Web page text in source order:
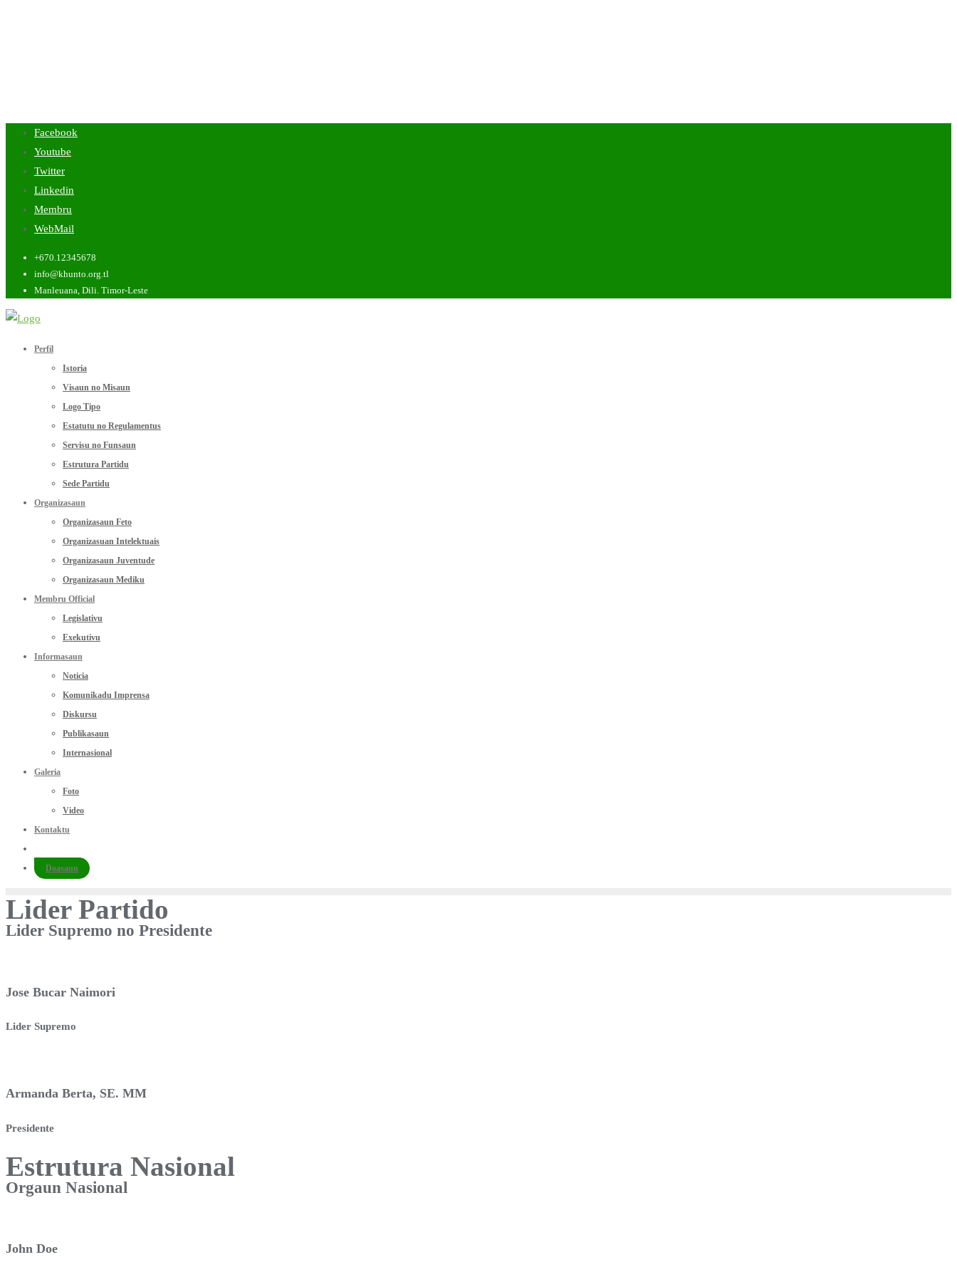
Facebook
Youtube
Twitter
Linkedin
Membru
WebMail
+670.12345678
info@khunto.org.tl
Manleuana, Dili. Timor-Leste
Perfíl
Istoria
Visaun no Misaun
Logo Tipo
Estatutu no Regulamentus
Servisu no Funsaun
Estrutura Partidu
Sede Partidu
Organizasaun
Organizasaun Feto
Organizasuan Intelektuais
Organizasaun Juventude
Organizasaun Mediku
Membru Official
Legislativu
Exekutivu
Informasaun
Noticia
Komunikadu Imprensa
Diskursu
Publikasaun
Internasional
Galeria
Foto
Video
Kontaktu
Doasaun
Lider Partido
Lider Supremo no Presidente
Jose Bucar Naimori
Lider Supremo
Armanda Berta, SE. MM
Presidente
Estrutura Nasional
Orgaun Nasional
John Doe